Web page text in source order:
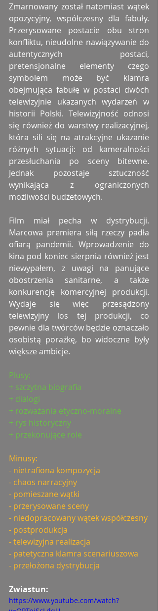
Zmarnowany został natomiast wątek
opozycyjny, współczesny dla fabuły.
Przerysowane postacie obu stron
konfliktu, nieudolne nawiązywanie do
autentycznych postaci,
pretensjonalne elementy czego
symbolem może być klamra
obejmująca fabułę w postaci dwóch
telewizyjnie ukazanych wydarzeń w
historii Polski. Telewizyjność odnosi
się również do warstwy realizacyjnej,
która sili się na atrakcyjne ukazanie
różnych sytuacji: od kameralności
przesłuchania po sceny bitewne.
Jednak pozostaje sztuczność
wynikająca z ograniczonych
możliwości budżetowych.
Film miał pecha w dystrybucji.
Marcowa premiera siłą rzeczy padła
ofiarą pandemii. Wprowadzenie do
kina pod koniec sierpnia również jest
niewypałem, z uwagi na panujące
obostrzenia sanitarne, a także
konkurencję komercyjnej produkcji.
Wydaje się więc przesądzony
telewizyjny los tej produkcji, co
pewnie dla twórców będzie oznaczało
osobistą porażkę, bo widoczne były
większe ambicje.
Plusy:
+ szczytna biografia
+ dialogi
+ rozważania etyczno-moralne
+ rys historyczny
+ przekonujące role
Minusy:
- nietrafiona kompozycja
- chaos narracyjny
- pomieszane wątki
- przerysowane sceny
- niedopracowany wątek współczesny
- postprodukcja
- telewizyjna realizacja
- patetyczna klamra scenariuszowa
- przełożona dystrybucja
Zwiastun:
https://www.youtube.com/watch?